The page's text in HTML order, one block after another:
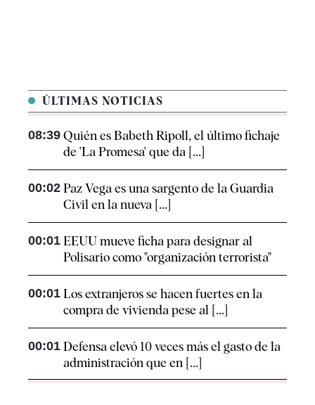
ÚLTIMAS NOTICIAS
08:39 Quién es Babeth Ripoll, el último fichaje
de 'La Promesa' que da [...]
00:02 Paz Vega es una sargento de la Guardia
Civil en la nueva [...]
00:01 EEUU mueve ficha para designar al
Polisario como "organización terrorista"
00:01 Los extranjeros se hacen fuertes en la
compra de vivienda pese al [...]
00:01 Defensa elevó 10 veces más el gasto de la
administración que en [...]